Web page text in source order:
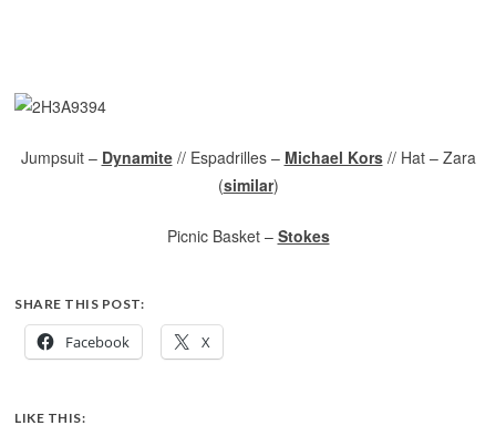
Jumpsuit – Dynamite // Espadrilles – Michael Kors// Hat – Zara
(similar)
Picnic Basket – Stokes
SHARE THIS POST:
Facebook X
LIKE THIS: